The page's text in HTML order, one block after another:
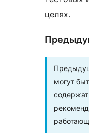
целях.
могут